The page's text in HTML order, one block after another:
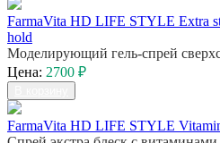
FarmaVita HD LIFE STYLE Extra
hold
Моделирующий гель-спрей
Цена: 2700 ₽
FarmaVita HD LIFE STYLE